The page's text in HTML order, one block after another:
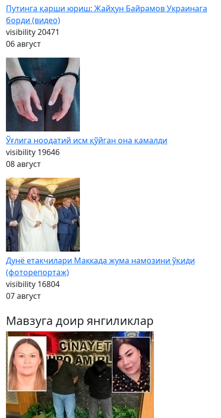
Путинга қарши юриш: Жайҳун Байрамов Украинага
борди (видео)
visibility20471
06 август
Ўғлига ноодатий исм қўйган она қамалди
visibility 19646
08 август
Дунё етакчилари Маккада жума намозини ўқиди
(фоторепортаж)
visibility 16804
07 август
Мавзуга доир янгиликлар